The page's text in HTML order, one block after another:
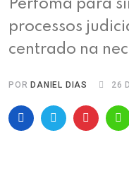
Perfoma para
processos
centrado na
POR DANIEL DIAS 26